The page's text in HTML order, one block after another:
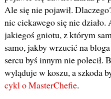
Ale się nie pojawił.
nic ciekawego się nie działo.
jakiegoś gniotu, z którym
samo, jakby wrzucić na
sercu byś innym nie polecił.
wyląduje w koszu, a szkoda
cykl o MasterChefie.